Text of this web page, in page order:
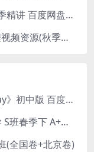
胡源2024届高考数学二轮寒假春季精讲 百度网盘分享
2022赵礼显高一数学必修一课程视频资源(秋季班 含讲义)百度网盘云
一天一个小故事《one story a day》初中版 百度网盘分享下载
初中数学 2024初一数学 朱韬数学 S班春季下 A+班春季下 百度云网盘
(全国卷+北京卷)